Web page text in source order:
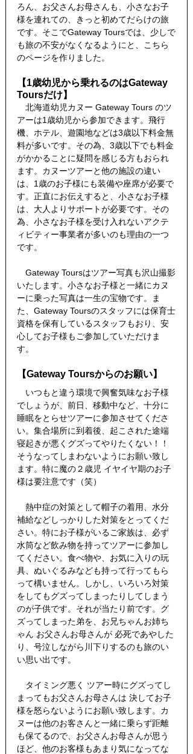
ろん、お父さんお母さんも、小さなお子
様を連れての、きっと初めてだらけの旅
です。そこでGateway Toursでは、少しで
も旅の不安がなくなるようにと、こちら
のページを作りました。
【1歳幼児から乗れるのはGateway
Toursだけ】
北海道幼児カヌー Gateway Tours のツ
アーは1歳幼児から参加できます。飛行
機、ホテル、遊園地などは3歳以下料金無
料が多いです。その為、3歳以下でも料金
がかかることに疑問を感じる方もおられ
ます。カヌーツアーと他の施設の違い
は、1歳のお子様にも装備や座席が必要で
す。正直にお伝えすると、小さなお子様
は、大人よりサポートが必要です。その
為、小さなお子様を受け入れないアクテ
ィビティー事業者が多いのも理由の一つ
です。
Gateway Toursはツアー写真も沢山撮影
いたします。小さなお子様と一緒にカヌ
ーに乗った写真は一生の宝物です。ま
た、Gateway Toursのスタッフには保育士
資格を保有しているスタッフもおり、安
心してお子様もご参加していただけま
す。
【Gateway Toursからのお願い】
いつもと違う環境で興奮気味なお子様
でしょうが、前日、移動中など、十分に
睡眠をとらせツアーに参加させてくださ
い。集合場所に到着後、起こされた途端
寝起きが悪くグズってやりたくない！！
そうなってしまわないようにお願い致し
ます。特に魔の２歳児 イヤイヤ期のお子
様は要注意です（笑）
熱中症の対策として帽子の着用、水分
補給などしっかりした対策をとってくだ
さい。特にお子様がいるご家族は、必ず
水筒など飲み物を持ってツアーに参加し
てください。食べ物や、お気に入りの玩
具、ぬいぐるみなども持って行ってもら
って構いません。しかし、いろいろ対策
をしてもグズってしまったりしてしまう
のが子供です。それが当たり前です。グ
ズってしまった弟を、お兄ちゃんお姉ち
ゃん お父さんお母さんが 必死であやした
り、号泣しながら川下りするのも旅のい
い思い出です。
タイミング悪く ツアー時にグズってし
まってもお父さんお母さんは 決してお子
様を怒らないようにお願い致します。カ
ヌーは他のお客さんと一緒に乗らず距離
も保てるので、お父さんお母さんが思う
ほど、他のお客様もあまり気になってな